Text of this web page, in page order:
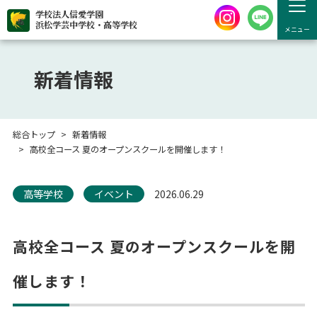
学校法人信愛学園
浜松学芸中学校・高等学校
メニュー
新着情報
総合トップ
新着情報
高校全コース 夏のオープンスクールを開催します！
高等学校 イベント 2026.06.29
高校全コース 夏のオープンスクールを開
催します！